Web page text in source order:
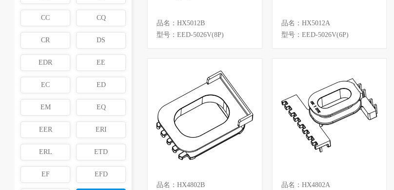
CC CQ
CR DS
EDR EE
EC ED
EM EQ
EER ERI
ERL ETD
EF EFD
品名：HX5012B
型号：EED-5026V(8P)
品名：HX5012A
型号：EED-5026V(6P)
品名：HX4802B
品名：HX4802A